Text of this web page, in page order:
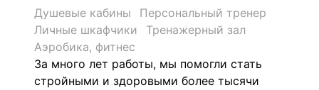
Душевые кабины
Персональный тренер
Личные шкафчики
Тренажерный зал
Аэробика, фитнес
За много лет работы, мы помогли стать
стройными и здоровыми более тысячи